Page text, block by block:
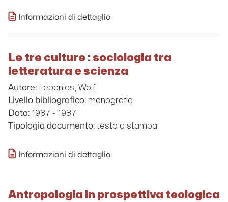
Informazioni di dettaglio
Le tre culture : sociologia tra
letteratura e scienza
Autore: Lepenies, Wolf
Livello bibliografico: monografia
Data: 1987 - 1987
Tipologia documento: testo a stampa
Informazioni di dettaglio
Antropologia in prospettiva teologica